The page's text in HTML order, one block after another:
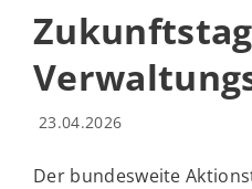
23.04.2026
Der bundesweite